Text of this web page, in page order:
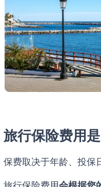
旅行保险费用
保费取决于年龄、投保